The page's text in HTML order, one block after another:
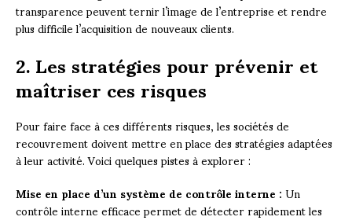
transparence peuvent ternir l’image de l’entreprise et rendre
plus difficile l’acquisition de nouveaux clients.
2. Les stratégies pour prévenir et
maîtriser ces risques
Pour faire face à ces différents risques, les sociétés de
recouvrement doivent mettre en place des stratégies adaptées
à leur activité. Voici quelques pistes à explorer :
Mise en place d’un système de contrôle interne :Un
contrôle interne efficace permet de détecter rapidement les